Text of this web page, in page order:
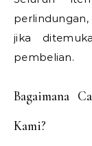
jika
pembelian.
Bagaimana
Kami?